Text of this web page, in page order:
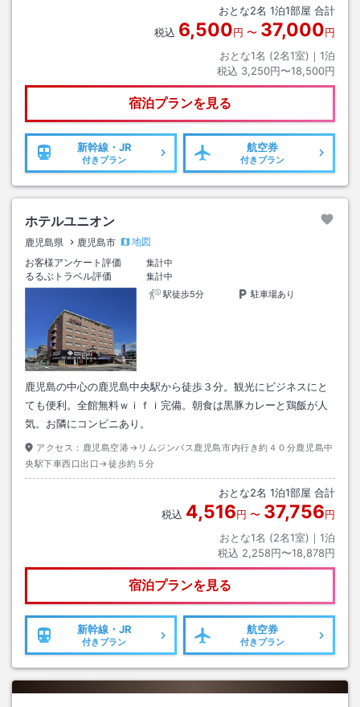
おとな2名 1泊1部屋 合計
税込 6,500円 〜 37,000円
おとな1名 (2名1室)｜ 1泊
税込 3,250円〜18,500円
宿泊プランを見る
新幹線・JR
付きプラン
航空券
付きプラン
ホテルユニオン
鹿児島県 鹿児島市
地図
お客様アンケート評価
集計中
るるぶトラベル評価
集計中
駅徒歩5分
駐車場あり
鹿児島の中心の鹿児島中央駅から徒歩３分。観光にビジネスにと
ても便利。全館無料ｗｉｆｉ完備。朝食は黒豚カレーと鶏飯が人
気。お隣にコンビニあり。
アクセス： 鹿児島空港→リムジンバス鹿児島市内行き約４０分鹿児島中
央駅下車西口出口→徒歩約５分
おとな2名 1泊1部屋 合計
税込 4,516円 〜 37,756円
おとな1名 (2名1室)｜ 1泊
税込 2,258円〜18,878円
宿泊プランを見る
新幹線・JR
付きプラン
航空券
付きプラン